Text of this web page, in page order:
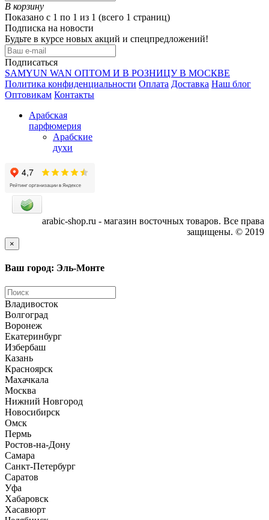
В корзину
Показано с 1 по 1 из 1 (всего 1 страниц)
Подписка на новости
Будьте в курсе новых акций и спецпредложений!
Подписаться
SAMYUN WAN ОПТОМ И В РОЗНИЦУ В МОСКВЕ
Политика конфиденциальности Оплата Доставка Наш блог
Оптовикам Контакты
Арабская
парфюмерия
Арабские
духи
arabic-shop.ru - магазин восточных товаров. Все права
защищены. © 2019
×
Ваш город: Эль-Монте
Владивосток
Волгоград
Воронеж
Екатеринбург
Избербаш
Казань
Красноярск
Махачкала
Москва
Нижний Новгород
Новосибирск
Омск
Пермь
Ростов-на-Дону
Самара
Санкт-Петербург
Саратов
Уфа
Хабаровск
Хасавюрт